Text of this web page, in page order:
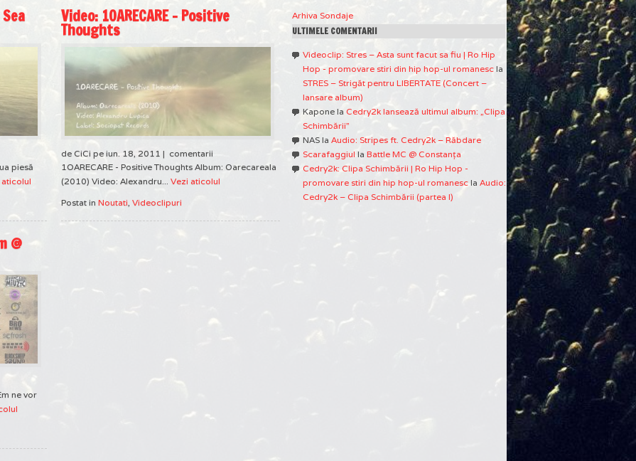
piesă
aticolul
Video: 1OARECARE – Positive
Thoughts
de CiCi pe iun. 18, 2011 | comentarii
1OARECARE - Positive Thoughts Album: Oarecareala
(2010) Video: Alexandru... Vezi aticolul
Postat in Noutati, Videoclipuri
@
ne vor
Arhiva Sondaje
ULTIMELE COMENTARII
Videoclip: Stres – Asta sunt facut sa fiu | Ro Hip
Hop - promovare stiri din hip hop-ul romanesc la
STRES – Strigăt pentru LIBERTATE (Concert –
lansare album)
Kapone la Cedry2k lansează ultimul album: „Clipa
Schimbării”
NAS la Audio: Stripes ft. Cedry2k – Răbdare
Scarafaggiul la Battle MC @ Constanţa
Cedry2k: Clipa Schimbării | Ro Hip Hop -
promovare stiri din hip hop-ul romanesc la Audio:
Cedry2k – Clipa Schimbării (partea I)